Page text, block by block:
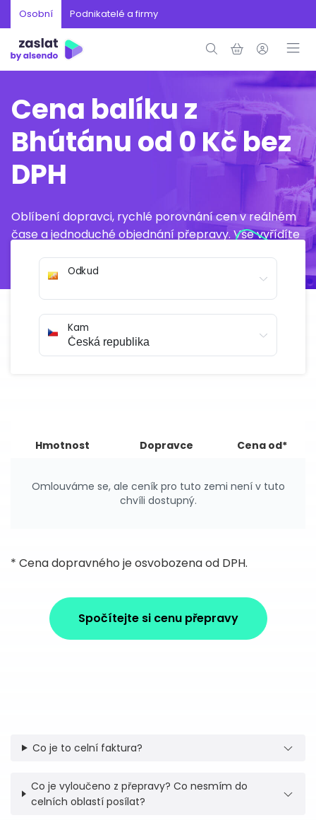
Osobní Podnikatelé a firmy
Cena balíku z
Bhútánu od 0 Kč bez
DPH
Oblíbení dopravci, rychlé porovnání cen v reálném
čase a jednoduché objednání přepravy. Vše vyřídíte
Odkud
Kam
Hmotnost Dopravce Cena od*
Omlouváme se, ale ceník pro tuto zemi není v tuto
chvíli dostupný.
* Cena dopravného je osvobozena od DPH.
Spočítejte si cenu přepravy
Co je to celní faktura?
Co je vyloučeno z přepravy? Co nesmím do
celních oblastí posílat?